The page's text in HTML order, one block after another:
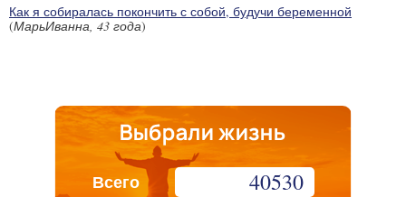
Как я собиралась покончить с собой, будучи беременной
(МарьИванна, 43 года)
Всего 40530